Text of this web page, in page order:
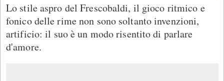
Lo stile aspro del Frescobaldi, il gioco ritmico e
fonico delle rime non sono soltanto invenzioni,
artificio: il suo è un modo risentito di parlare
d'amore.